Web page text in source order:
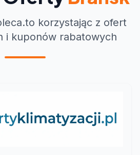
korzystając z ofert
i kuponów rabatowych